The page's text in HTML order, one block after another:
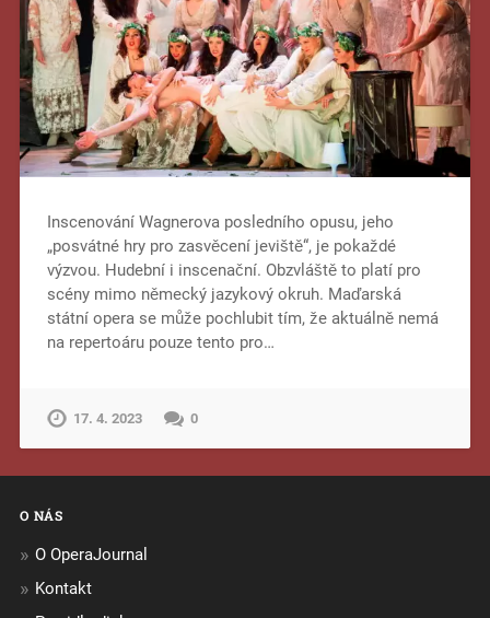
Inscenování Wagnerova posledního opusu, jeho
„posvátné hry pro zasvěcení jeviště“, je pokaždé
výzvou. Hudební i inscenační. Obzvláště to platí pro
scény mimo německý jazykový okruh. Maďarská
státní opera se může pochlubit tím, že aktuálně nemá
na repertoáru pouze tento pro…
17. 4. 2023 0
O NÁS
O OperaJournal
Kontakt